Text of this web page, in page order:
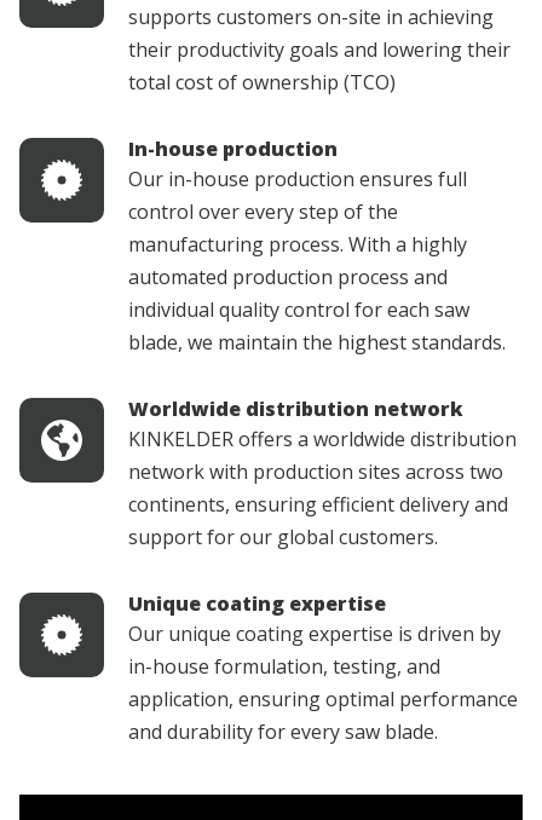
supports customers on-site in achieving
their productivity goals and lowering their
total cost of ownership (TCO)
In-house production
Our in-house production ensures full
control over every step of the
manufacturing process. With a highly
automated production process and
individual quality control for each saw
blade, we maintain the highest standards.
Worldwide distribution network
KINKELDER offers a worldwide distribution
network with production sites across two
continents, ensuring efficient delivery and
support for our global customers.
Unique coating expertise
Our unique coating expertise is driven by
in-house formulation, testing, and
application, ensuring optimal performance
and durability for every saw blade.